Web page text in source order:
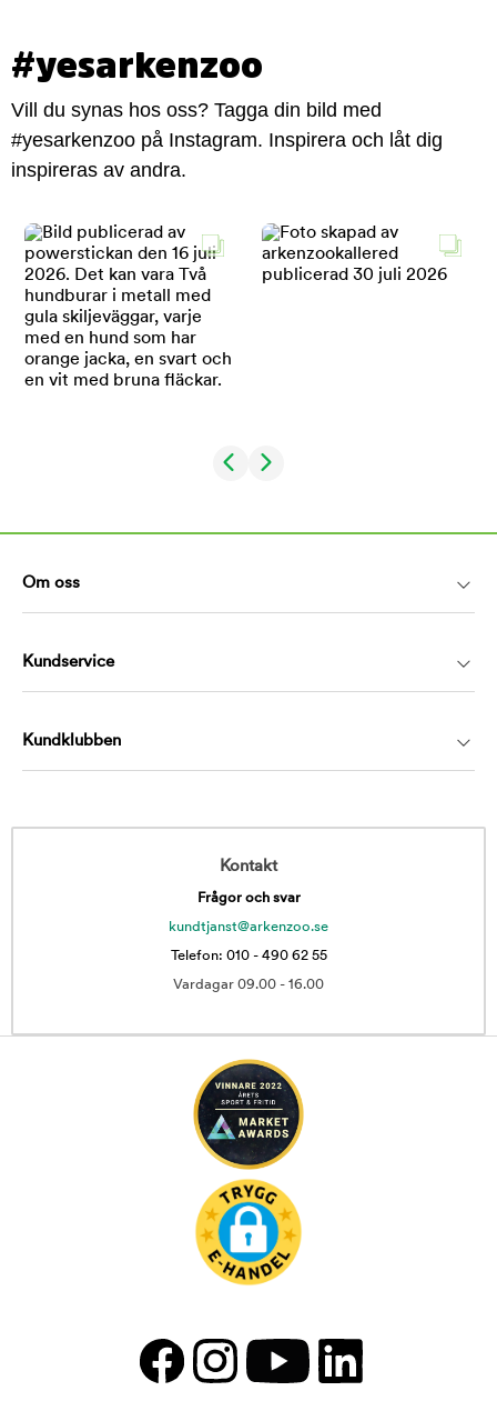
#yesarkenzoo
Vill du synas hos oss? Tagga din bild med
#yesarkenzoo på Instagram. Inspirera och låt dig
inspireras av andra.
Om oss
Kundservice
Kundklubben
Kontakt
Frågor och svar
kundtjanst@arkenzoo.se
Telefon: 010 - 490 62 55
Vardagar 09.00 - 16.00